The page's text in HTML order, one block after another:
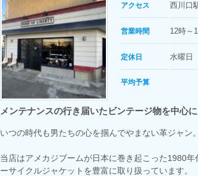
アクセス 西川口
営業時間 12時～
定休日 水曜日
平均予算
メンテナンスの行き届いたビンテージ物を中心
いつの時代も男たちの心を掴んでやまない革ジャン。
当店はアメカジブームが日本に巻き起こった1980
ーサイクルジャケットを豊富に取り扱っています。